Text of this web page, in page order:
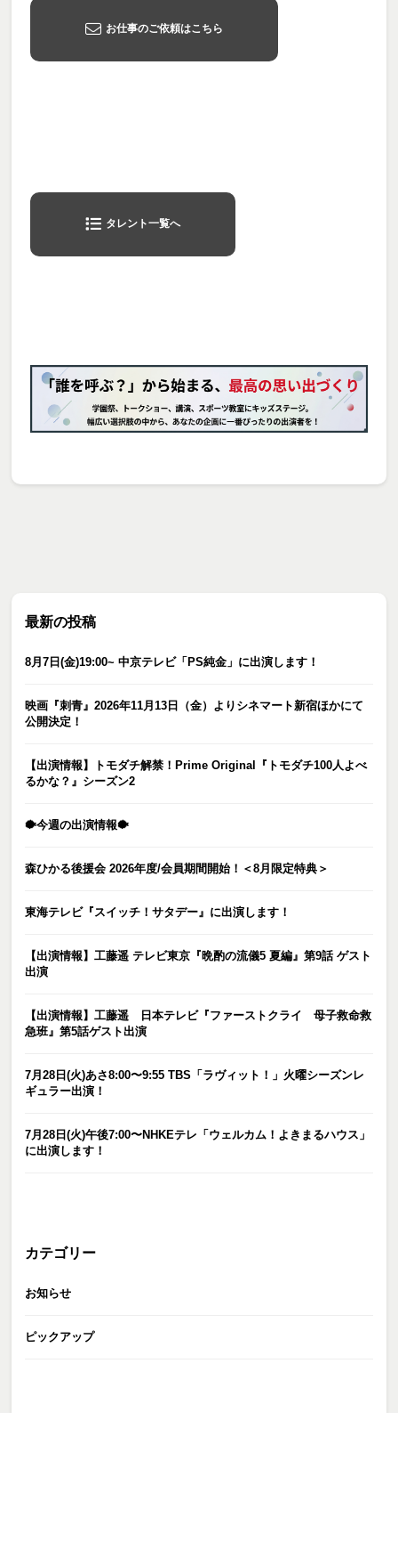
お仕事のご依頼はこちら
タレント一覧へ
最新の投稿
8月7日(金)19:00~ 中京テレビ「PS純金」に出演します！
映画『刺青』2026年11月13日（金）よりシネマート新宿ほかにて
公開決定！
【出演情報】トモダチ解禁！Prime Original『トモダチ100人よべ
るかな？』シーズン2
🐡今週の出演情報🐡
森ひかる後援会 2026年度/会員期間開始！＜8月限定特典＞
東海テレビ『スイッチ！サタデー』に出演します！
【出演情報】工藤遥 テレビ東京『晩酌の流儀5 夏編』第9話 ゲスト
出演
【出演情報】工藤遥 日本テレビ『ファーストクライ 母子救命救
急班』第5話ゲスト出演
7月28日(火)あさ8:00〜9:55 TBS「ラヴィット！」火曜シーズンレ
ギュラー出演！
7月28日(火)午後7:00〜NHKEテレ「ウェルカム！よきまるハウス」
に出演します！
カテゴリー
お知らせ
ピックアップ